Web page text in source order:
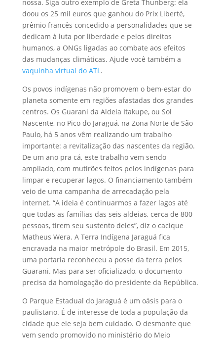
nossa. Siga outro exemplo de Greta Thunberg: ela
doou os 25 mil euros que ganhou do Prix Liberté,
prêmio francês concedido a personalidades que se
dedicam à luta por liberdade e pelos direitos
humanos, a ONGs ligadas ao combate aos efeitos
das mudanças climáticas. Ajude você também a
vaquinha virtual do ATL .
Os povos indígenas não promovem o bem-estar do
planeta somente em regiões afastadas dos grandes
centros. Os Guarani da Aldeia Itakupe, ou Sol
Nascente, no Pico do Jaraguá, na Zona Norte de São
Paulo, há 5 anos vêm realizando um trabalho
importante: a revitalização das nascentes da região.
De um ano pra cá, este trabalho vem sendo
ampliado, com mutirões feitos pelos indígenas para
limpar e recuperar lagos. O financiamento também
veio de uma campanha de arrecadação pela
internet. “A ideia é continuarmos a fazer lagos até
que todas as famílias das seis aldeias, cerca de 800
pessoas, tirem seu sustento deles”, diz o cacique
Matheus Wera. A Terra Indígena Jaraguá fica
encravada na maior metrópole do Brasil. Em 2015,
uma portaria reconheceu a posse da terra pelos
Guarani. Mas para ser oficializado, o documento
precisa da homologação do presidente da República.
O Parque Estadual do Jaraguá é um oásis para o
paulistano. É de interesse de toda a população da
cidade que ele seja bem cuidado. O desmonte que
vem sendo promovido no ministério do Meio